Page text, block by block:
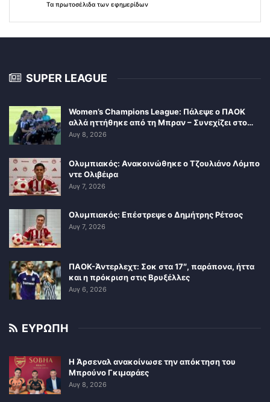
Τα πρωτοσέλιδα των εφημερίδων
SUPER LEAGUE
Women’s Champions League: Πάλεψε ο ΠΑΟΚ
αλλά ηττήθηκε από τη Μπραν – Συνεχίζει στο…
Αυγ 8, 2026
Ολυμπιακός: Ανακοινώθηκε ο Τζουλιάνο Λόμπο
ντε Ολιβέιρα
Αυγ 7, 2026
Ολυμπιακός: Επέστρεψε ο Δημήτρης Ρέτσος
Αυγ 7, 2026
ΠΑΟΚ-Άντερλεχτ: Σοκ στα 17″, παράπονα, ήττα
και η πρόκριση στις Βρυξέλλες
Αυγ 6, 2026
ΕΥΡΩΠΗ
Η Άρσεναλ ανακοίνωσε την απόκτηση του
Μπρούνο Γκιμαράες
Αυγ 8, 2026